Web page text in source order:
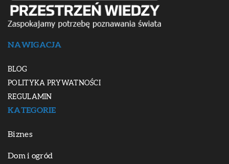
NAWIGACJA
BLOG
POLITYKA PRYWATNOŚCI
REGULAMIN
KATEGORIE
Biznes
Dom i ogród